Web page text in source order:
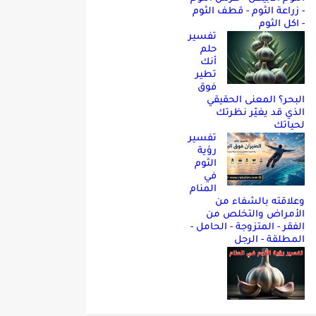
- زراعة الثوم - قطف الثوم
- اكل الثوم
تفسير
حلم
أنك
تطير
فوق
البحر؟ المعنى الحقيقي
الذي قد يغيّر نظرتك
لحياتك
تفسير
رؤية
الثوم
في
المنام
وعلاقته بالشفاء من
الأمراض والتخلص من
الفقر - المتزوجة - الحامل -
المطلقة - الرجل